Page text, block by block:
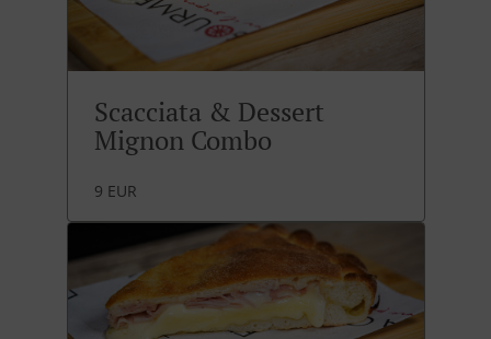
Scacciata & Dessert
Mignon Combo
9 EUR